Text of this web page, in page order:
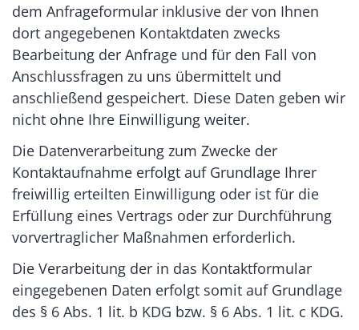
dem Anfrageformular inklusive der von Ihnen
dort angegebenen Kontaktdaten zwecks
Bearbeitung der Anfrage und für den Fall von
Anschlussfragen zu uns übermittelt und
anschließend gespeichert. Diese Daten geben wir
nicht ohne Ihre Einwilligung weiter.
Die Datenverarbeitung zum Zwecke der
Kontaktaufnahme erfolgt auf Grundlage Ihrer
freiwillig erteilten Einwilligung oder ist für die
Erfüllung eines Vertrags oder zur Durchführung
vorvertraglicher Maßnahmen erforderlich.
Die Verarbeitung der in das Kontaktformular
eingegebenen Daten erfolgt somit auf Grundlage
des § 6 Abs. 1 lit. b KDG bzw. § 6 Abs. 1 lit. c KDG.